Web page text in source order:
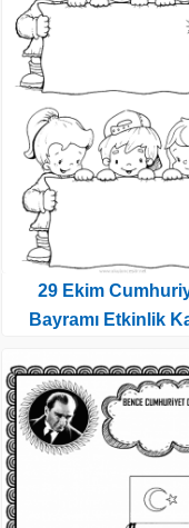
29 Ekim
Bayramı Etkinlik